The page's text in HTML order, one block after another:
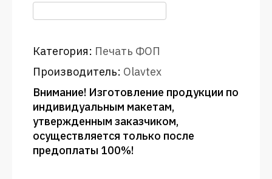
Категория: Печать ФОП
Производитель: Olavtex
Внимание! Изготовление продукции по
индивидуальным макетам,
утвержденным заказчиком,
осуществляется только после
предоплаты 100%!